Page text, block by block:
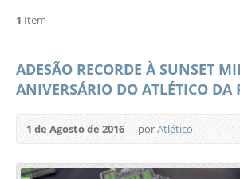
1 Item
ADESÃO RECORDE À SUNSET
ANIVERSÁRIO DO ATLÉTICO DA
1 de Agosto de 2016 porAtlético